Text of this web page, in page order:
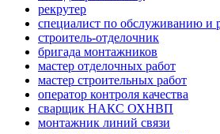
рекрутер
специалист по обслуживанию и
строитель-отделочник
бригада монтажников
мастер отделочных работ
мастер строительных работ
оператор контроля качества
сварщик НАКС ОХНВП
монтажник линий связи